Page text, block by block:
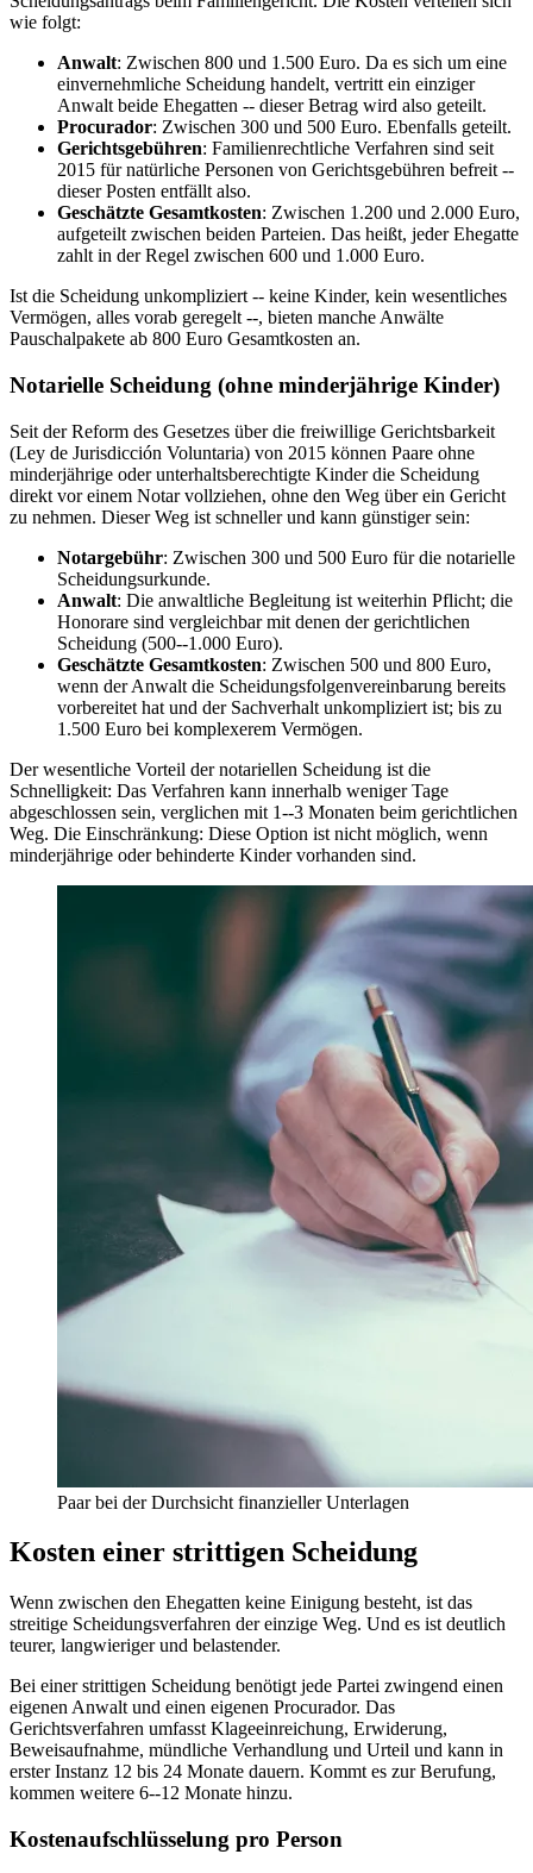
wie folgt:
Anwalt: Zwischen 800 und 1.500 Euro. Da es sich um eine
einvernehmliche Scheidung handelt, vertritt ein einziger
Anwalt beide Ehegatten -- dieser Betrag wird also geteilt.
Procurador: Zwischen 300 und 500 Euro. Ebenfalls geteilt.
Gerichtsgebühren: Familienrechtliche Verfahren sind seit
2015 für natürliche Personen von Gerichtsgebühren befreit --
dieser Posten entfällt also.
Geschätzte Gesamtkosten: Zwischen 1.200 und 2.000 Euro,
aufgeteilt zwischen beiden Parteien. Das heißt, jeder Ehegatte
zahlt in der Regel zwischen 600 und 1.000 Euro.
Ist die Scheidung unkompliziert -- keine Kinder, kein wesentliches
Vermögen, alles vorab geregelt --, bieten manche Anwälte
Pauschalpakete ab 800 Euro Gesamtkosten an.
Notarielle Scheidung (ohne minderjährige Kinder)
Seit der Reform des Gesetzes über die freiwillige Gerichtsbarkeit
(Ley de Jurisdicción Voluntaria) von 2015 können Paare ohne
minderjährige oder unterhaltsberechtigte Kinder die Scheidung
direkt vor einem Notar vollziehen, ohne den Weg über ein Gericht
zu nehmen. Dieser Weg ist schneller und kann günstiger sein:
Notargebühr: Zwischen 300 und 500 Euro für die notarielle
Scheidungsurkunde.
Anwalt: Die anwaltliche Begleitung ist weiterhin Pflicht; die
Honorare sind vergleichbar mit denen der gerichtlichen
Scheidung (500--1.000 Euro).
Geschätzte Gesamtkosten: Zwischen 500 und 800 Euro,
wenn der Anwalt die Scheidungsfolgenvereinbarung bereits
vorbereitet hat und der Sachverhalt unkompliziert ist; bis zu
1.500 Euro bei komplexerem Vermögen.
Der wesentliche Vorteil der notariellen Scheidung ist die
Schnelligkeit: Das Verfahren kann innerhalb weniger Tage
abgeschlossen sein, verglichen mit 1--3 Monaten beim gerichtlichen
Weg. Die Einschränkung: Diese Option ist nicht möglich, wenn
minderjährige oder behinderte Kinder vorhanden sind.
Paar bei der Durchsicht finanzieller Unterlagen
Kosten einer strittigen Scheidung
Wenn zwischen den Ehegatten keine Einigung besteht, ist das
streitige Scheidungsverfahren der einzige Weg. Und es ist deutlich
teurer, langwieriger und belastender.
Bei einer strittigen Scheidung benötigt jede Partei zwingend einen
eigenen Anwalt und einen eigenen Procurador. Das
Gerichtsverfahren umfasst Klageeinreichung, Erwiderung,
Beweisaufnahme, mündliche Verhandlung und Urteil und kann in
erster Instanz 12 bis 24 Monate dauern. Kommt es zur Berufung,
kommen weitere 6--12 Monate hinzu.
Kostenaufschlüsselung pro Person